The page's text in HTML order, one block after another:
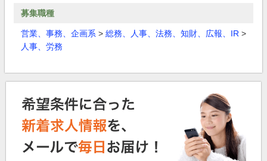
募集職種
営業、事務、企画系 > 総務、人事、法務、知財、広報、IR >
人事、労務